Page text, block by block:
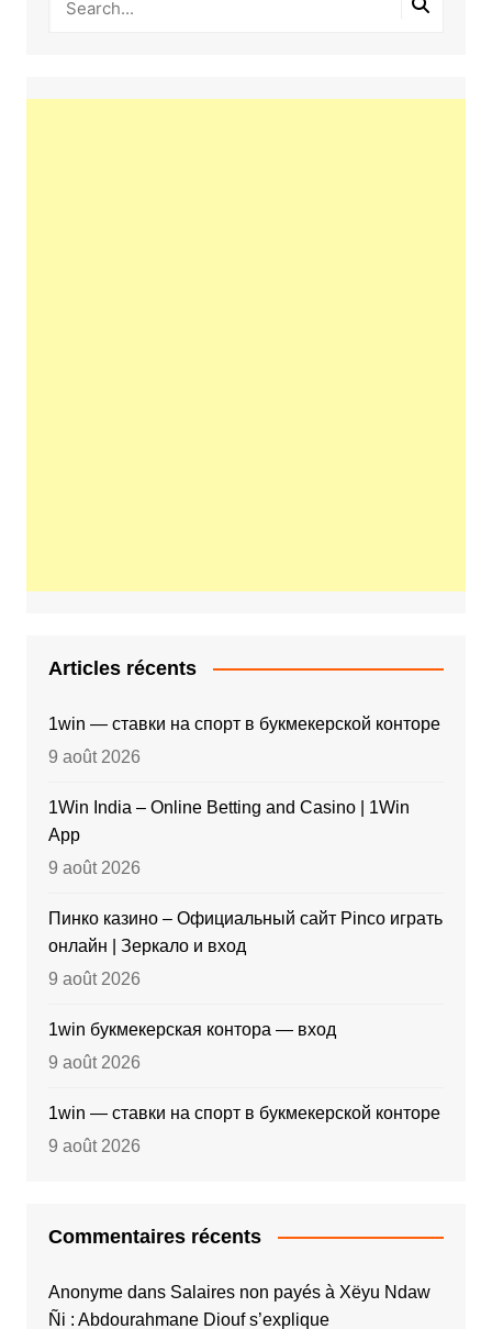
Articles récents
1win — ставки на спорт в букмекерской конторе
9 août 2026
1Win India – Online Betting and Casino | 1Win
App
9 août 2026
Пинко казино – Официальный сайт Pinco играть
онлайн | Зеркало и вход
9 août 2026
1win букмекерская контора — вход
9 août 2026
1win — ставки на спорт в букмекерской конторе
9 août 2026
Commentaires récents
Anonymedans Salaires non payés à Xëyu Ndaw
Ñi : Abdourahmane Diouf s’explique